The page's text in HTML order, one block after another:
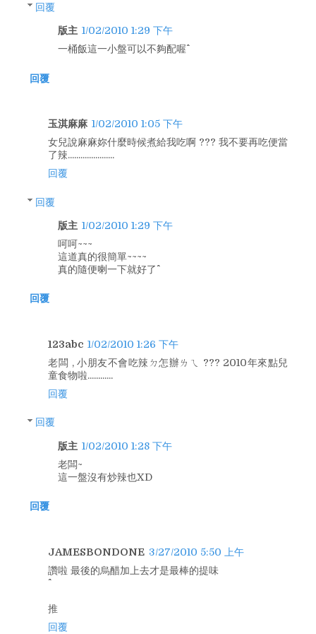
回覆
版主 1/02/2010 1:29 下午
一桶飯這一小盤可以不夠配喔^^
回覆
玉淇麻麻 1/02/2010 1:05 下午
女兒說麻麻妳什麼時候煮給我吃啊 ??? 我不要再吃便當
了辣......................
回覆
回覆
版主 1/02/2010 1:29 下午
呵呵~~~
這道真的很簡單~~~~
真的隨便喇一下就好了^^
回覆
123abc 1/02/2010 1:26 下午
老闆 , 小朋友不會吃辣ㄉ怎辦ㄌㄟ ??? 2010年來點兒
童食物啦............
回覆
回覆
版主 1/02/2010 1:28 下午
老闆~
這一盤沒有炒辣也XD
回覆
JAMESBONDONE 3/27/2010 5:50 上午
讚啦 最後的烏醋加上去才是最棒的提味
推
回覆